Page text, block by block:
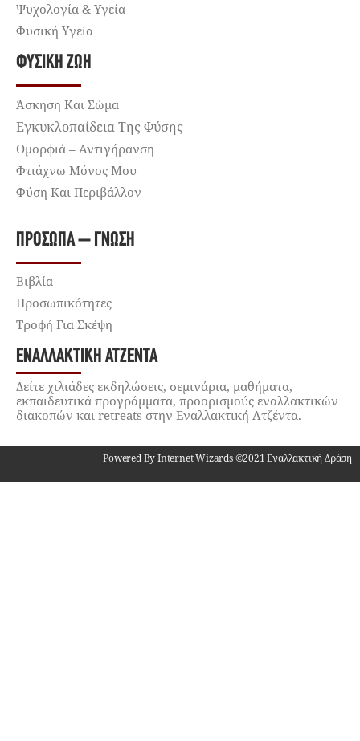
Ψυχολογία & Υγεία
Φυσική Υγεία
ΦΥΣΙΚΉ ΖΩΉ
Άσκηση Και Σώμα
Εγκυκλοπαίδεια Της Φύσης
Ομορφιά – Αντιγήρανση
Φτιάχνω Μόνος Μου
Φύση Και Περιβάλλον
ΠΡΌΣΩΠΑ – ΓΝΏΣΗ
Βιβλία
Προσωπικότητες
Τροφή Για Σκέψη
ΕΝΑΛΛΑΚΤΙΚΉ ΑΤΖΈΝΤΑ
Δείτε χιλιάδες εκδηλώσεις, σεμινάρια, μαθήματα,
εκπαιδευτικά προγράμματα, προορισμούς εναλλακτικών
διακοπών και retreats στην Εναλλακτική Ατζέντα.
Powered By Internet Wizards ©2021 Εναλλακτική Δράση